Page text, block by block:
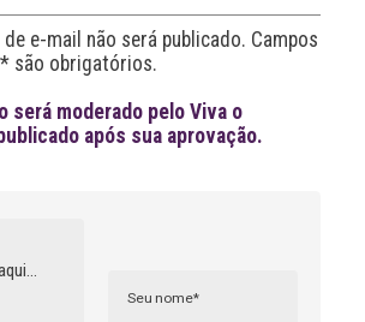
i
v
e-mail não será publicado. Campos
são obrigatórios.
será moderado pelo Viva o
após sua aprovação.